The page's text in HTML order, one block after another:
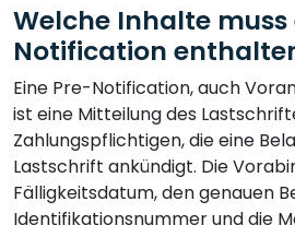
Welche Inhalte muss
Notification
Eine Pre-Notification, auch
ist eine Mitteilung des
Zahlungspflichtigen, die eine
Lastschrift ankündigt. Die
Fälligkeitsdatum, den genauen
Identifikationsnummer und die